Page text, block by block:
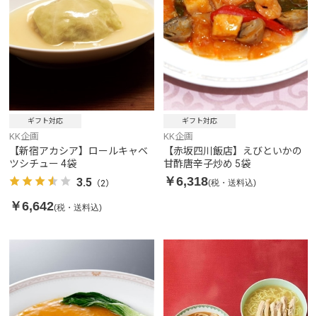
ギフト対応
KK企画
【新宿アカシア】ロールキャベ
ツシチュー 4袋
3.5 （2）
￥6,642(税・送料込)
ギフト対応
KK企画
【赤坂四川飯店】えびといかの
甘酢唐辛子炒め 5袋
￥6,318(税・送料込)